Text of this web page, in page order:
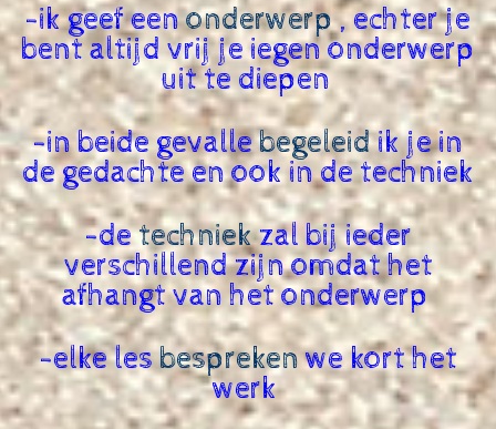
-ik geef eenonderwerp, echter je
bent altijd vrij je iegen onderwerp
uit te diepen
-in beide gevallebegeleidik je in
de gedachte en ook in de techniek
-detechniekzal bij ieder
verschillend zijn omdat het
afhangt van het onderwerp
-elke lesbesprekenwe kort het
werk